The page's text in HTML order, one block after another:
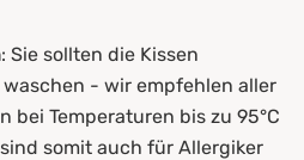
: Sie sollten die Kissen
- wir empfehlen aller
bei Temperaturen bis zu 95°C
somit auch für Allergiker